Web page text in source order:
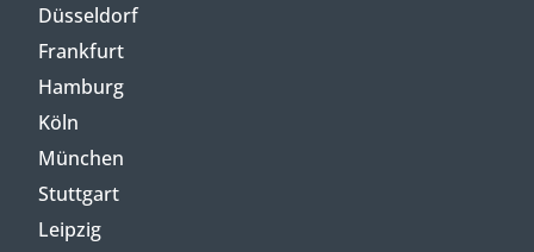
Düsseldorf
Frankfurt
Hamburg
Köln
München
Stuttgart
Leipzig